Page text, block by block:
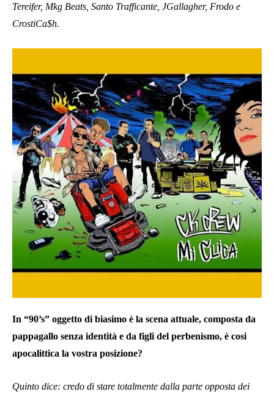
Tereifer, Mkg Beats, Santo Trafficante, JGallagher, Frodo e
CrostiCa$h.
In “90’s” oggetto di biasimo è la scena attuale, composta da
pappagallo senza identità e da figli del perbenismo, è cosi
apocalittica la vostra posizione?
Quinto dice: credo di stare totalmente dalla parte opposta dei